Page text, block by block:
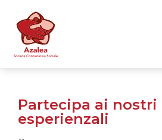
Partecipa ai
esperienzali